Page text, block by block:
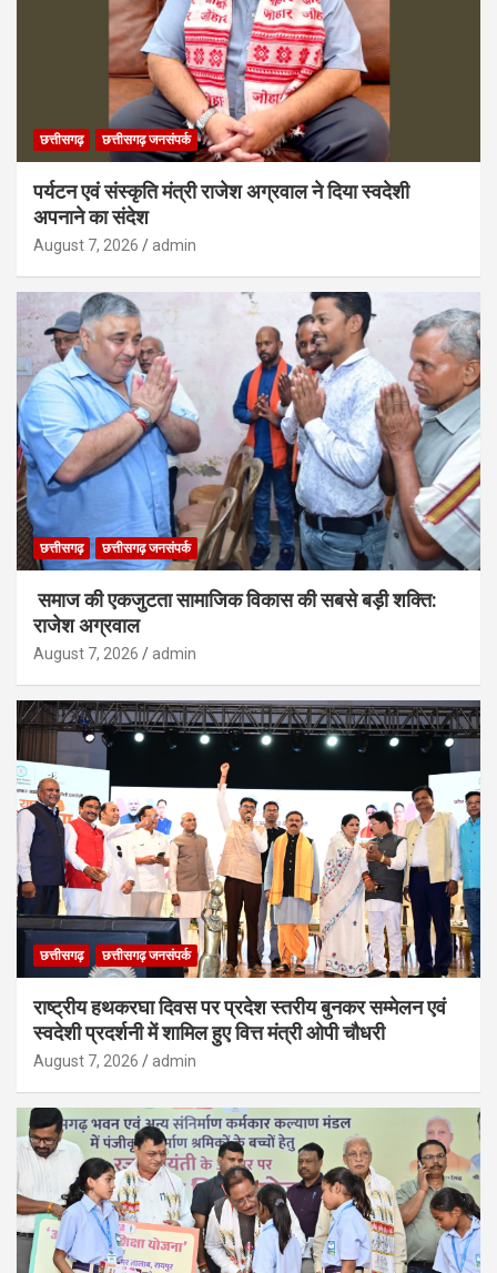
छत्तीसगढ़ छत्तीसगढ़ जनसंपर्क
पर्यटन एवं संस्कृति मंत्री राजेश अग्रवाल ने दिया स्वदेशी
अपनाने का संदेश
August 7, 2026 admin
छत्तीसगढ़ छत्तीसगढ़ जनसंपर्क
समाज की एकजुटता सामाजिक विकास की सबसे बड़ी शक्ति:
राजेश अग्रवाल
August 7, 2026 admin
छत्तीसगढ़ छत्तीसगढ़ जनसंपर्क
राष्ट्रीय हथकरघा दिवस पर प्रदेश स्तरीय बुनकर सम्मेलन एवं
स्वदेशी प्रदर्शनी में शामिल हुए वित्त मंत्री ओपी चौधरी
August 7, 2026 admin